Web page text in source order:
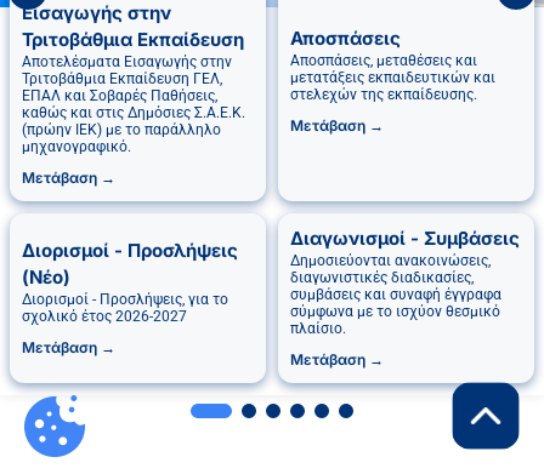
Εισαγωγής στην
Τριτοβάθμια Εκπαίδευση
Αποτελέσματα Εισαγωγής στην
Τριτοβάθμια Εκπαίδευση ΓΕΛ,
ΕΠΑΛ και Σοβαρές Παθήσεις,
καθώς και στις Δημόσιες Σ.Α.Ε.Κ.
(πρώην ΙΕΚ) με το παράλληλο
μηχανογραφικό.
Μετάβαση →
Αποσπάσεις
Αποσπάσεις, μεταθέσεις και
μετατάξεις εκπαιδευτικών και
στελεχών της εκπαίδευσης.
Μετάβαση →
Διορισμοί - Προσλήψεις
(Νέο)
Διορισμοί - Προσλήψεις, για το
σχολικό έτος 2026-2027
Μετάβαση →
Διαγωνισμοί - Συμβάσεις
Δημοσιεύονται ανακοινώσεις,
διαγωνιστικές διαδικασίες,
συμβάσεις και συναφή έγγραφα
σύμφωνα με το ισχύον θεσμικό
πλαίσιο.
Μετάβαση →
Επιστροφή